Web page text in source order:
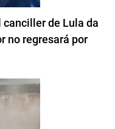
de Lula da
no regresará por